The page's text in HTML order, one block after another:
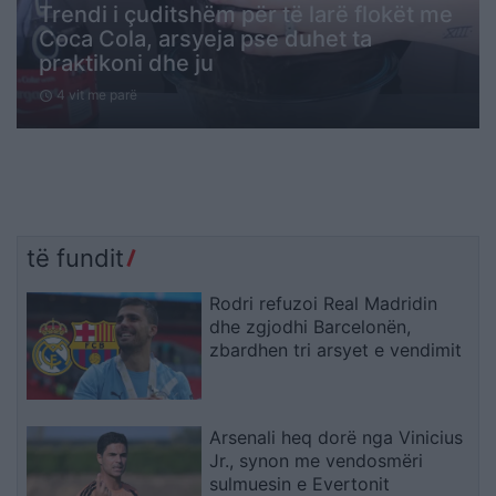
Trendi i çuditshëm për të larë flokët me
Coca Cola, arsyeja pse duhet ta
praktikoni dhe ju
schedule 4 vit me parë
të fundit
Rodri refuzoi Real Madridin
dhe zgjodhi Barcelonën,
zbardhen tri arsyet e vendimit
Arsenali heq dorë nga Vinicius
Jr., synon me vendosmëri
sulmuesin e Evertonit